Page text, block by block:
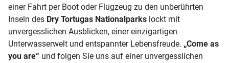
einer Fahrt per Boot oder Flugzeug zu den unberührten
Inseln des Dry Tortugas Nationalparks lockt mit
unvergesslichen Ausblicken, einer einzigartigen
Unterwasserwelt und entspannter Lebensfreude. „Come as
you are“ und folgen Sie uns auf einer unvergesslichen